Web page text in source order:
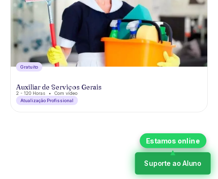
Gratuíto
Auxiliar de Serviços Gerais
2 - 120 Horas
Com vídeo
Atualização Profissional
Suporte ao Aluno